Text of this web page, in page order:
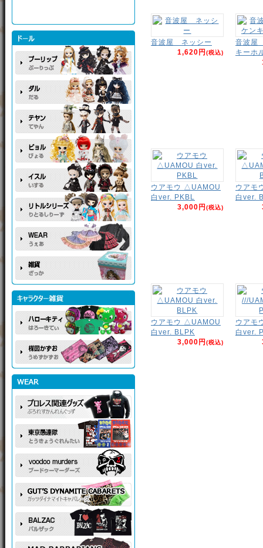
音波屋 ネッシー
1,620円(税込)
音波
キーホ
ウアモウ △UAMOU
白ver. PKBL
3,000円(税込)
ウアモ
白ver.
ウアモウ △UAMOU
白ver. BLPK
3,000円(税込)
ウアモ
白ver.